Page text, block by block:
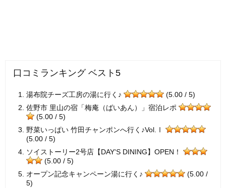
口コミランキング ベスト5
湯布院チーズ工房の湯に行く♪
(5.00 / 5)
佐野市 里山の宿「梅庵（ばいあん）」宿泊レポ
(5.00 / 5)
野菜いっぱい 竹田チャンポンへ行く♪Vol.Ⅰ
(5.00 / 5)
ソイストーリー2号店【DAY'S DINING】OPEN！
(5.00 / 5)
オープン記念キャンペーン湯に行く♪
(5.00 /
5)